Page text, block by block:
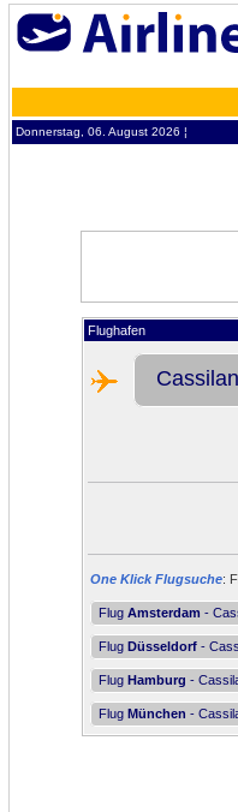
Donnerstag, 06. August 2026 ¦
Flughafen
One Klick Flugsuche:
Flug Amsterdam -
Flug Düsseldorf -
Flug Hamburg -
Flug München -